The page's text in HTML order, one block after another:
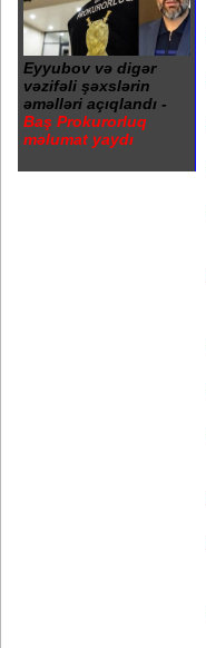
Eyyubov və digər
vəzifəli şəxslərin
əməlləri açıqlandı -
Baş Prokurorluq
məlumat yaydı